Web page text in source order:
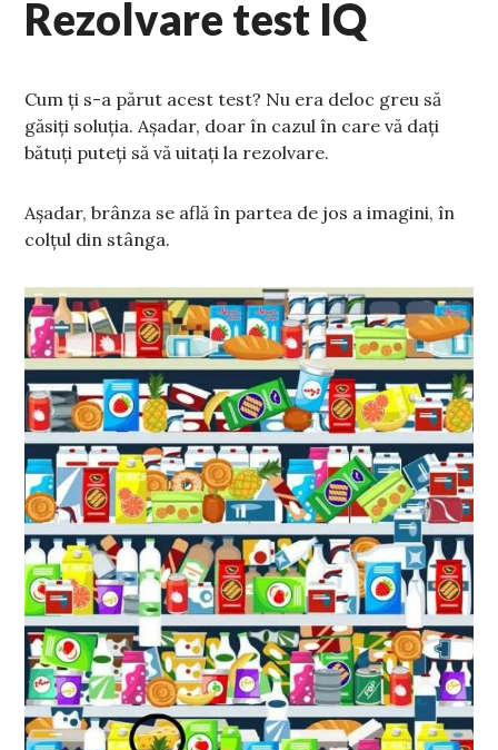
Rezolvare test IQ
Cum ți s-a părut acest test? Nu era deloc greu să
găsiți soluția. Așadar, doar în cazul în care vă dați
bătuți puteți să vă uitați la rezolvare.
Așadar, brânza se află în partea de jos a imagini, în
colțul din stânga.